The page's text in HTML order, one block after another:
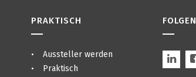
PRAKTISCH
Aussteller werden
Praktisch